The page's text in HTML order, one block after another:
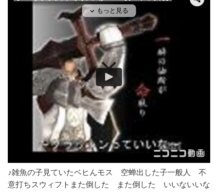
♪雑魚の子見ていたベヒんモス 空蝉出した子一般人 不
意打ちスウィフトまた倒した また倒した いいないいな